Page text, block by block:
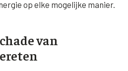
op elke mogelijke manier.
van